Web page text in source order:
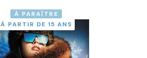
À PARAÎTRE
À PARTIR DE 15 ANS